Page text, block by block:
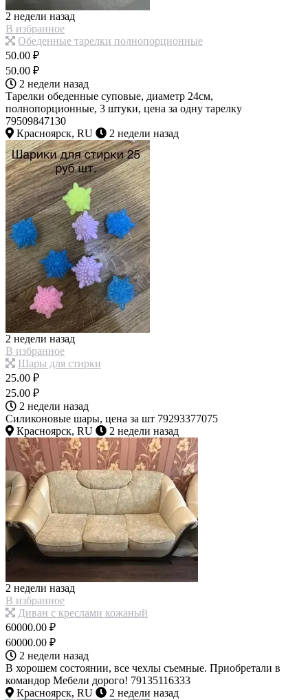
2 недели назад
В избранное
Обеденные тарелки полнопорционные
50.00 ₽
50.00 ₽
2 недели назад
Тарелки обеденные суповые, диаметр 24см,
полнопорционные, 3 штуки, цена за одну тарелку
79509847130
Красноярск, RU
2 недели назад
2 недели назад
В избранное
Шары для стирки
25.00 ₽
25.00 ₽
2 недели назад
Силиконовые шары, цена за шт 79293377075
Красноярск, RU
2 недели назад
2 недели назад
В избранное
Диван с креслами кожаный
60000.00 ₽
60000.00 ₽
2 недели назад
В хорошем состоянии, все чехлы съемные. Приобретали в
командор Мебели дорого! 79135116333
Красноярск, RU
2 недели назад